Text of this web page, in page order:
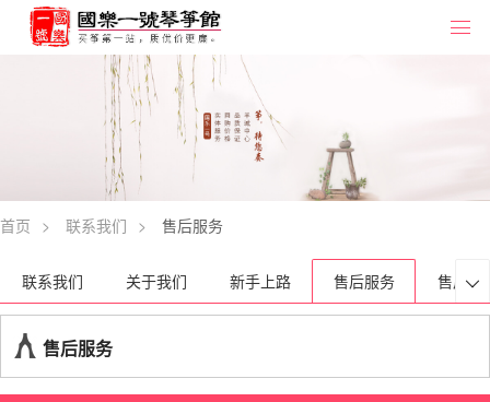
首页 > 联系我们 > 售后服务
联系我们 关于我们 新手上路 售后服务 售后保

售后服务